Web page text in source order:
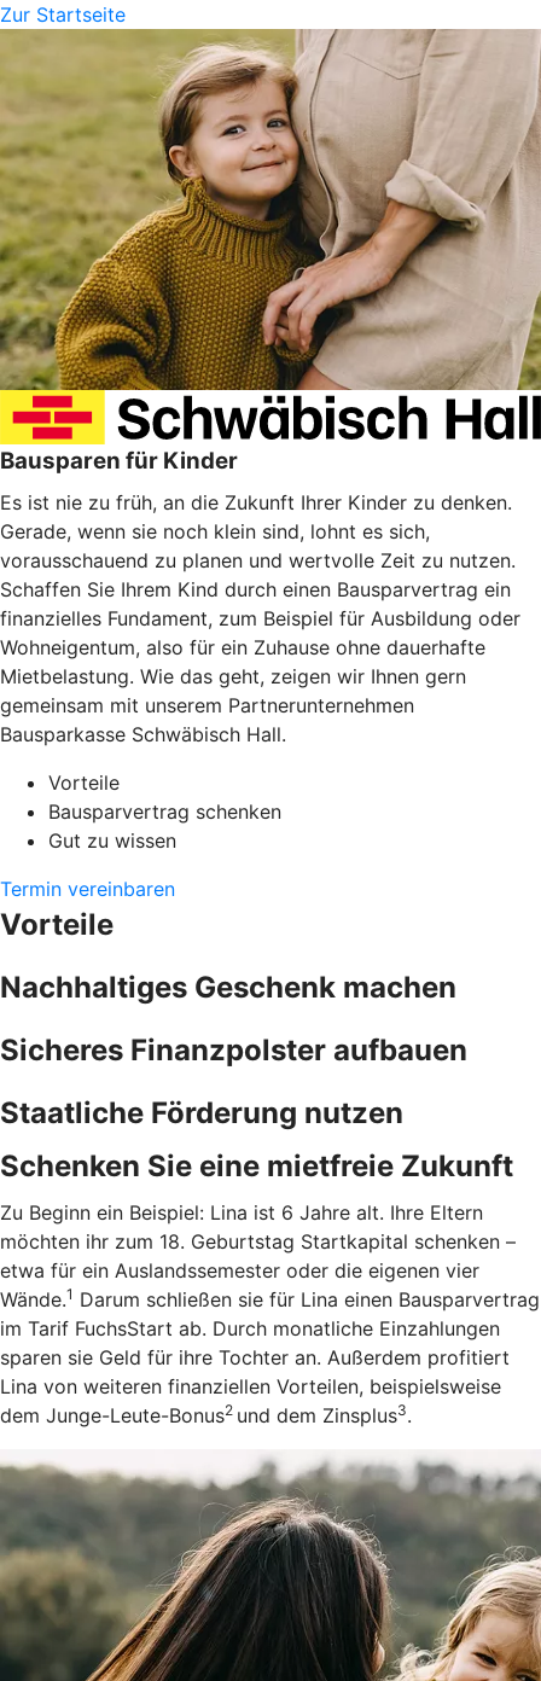
Zur Startseite
Bausparen für Kinder
Es ist nie zu früh, an die Zukunft Ihrer Kinder zu denken.
Gerade, wenn sie noch klein sind, lohnt es sich,
vorausschauend zu planen und wertvolle Zeit zu nutzen.
Schaffen Sie Ihrem Kind durch einen Bausparvertrag ein
finanzielles Fundament, zum Beispiel für Ausbildung oder
Wohneigentum, also für ein Zuhause ohne dauerhafte
Mietbelastung. Wie das geht, zeigen wir Ihnen gern
gemeinsam mit unserem Partnerunternehmen
Bausparkasse Schwäbisch Hall.
Vorteile
Bausparvertrag schenken
Gut zu wissen
Termin vereinbaren
Vorteile
Nachhaltiges Geschenk machen
Sicheres Finanzpolster aufbauen
Staatliche Förderung nutzen
Schenken Sie eine mietfreie Zukunft
Zu Beginn ein Beispiel: Lina ist 6 Jahre alt. Ihre Eltern
möchten ihr zum 18. Geburtstag Startkapital schenken –
etwa für ein Auslandssemester oder die eigenen vier
Wände.1 Darum schließen sie für Lina einen Bausparvertrag
im Tarif FuchsStart ab. Durch monatliche Einzahlungen
sparen sie Geld für ihre Tochter an. Außerdem profitiert
Lina von weiteren finanziellen Vorteilen, beispielsweise
dem Junge-Leute-Bonus2 und dem Zinsplus3.